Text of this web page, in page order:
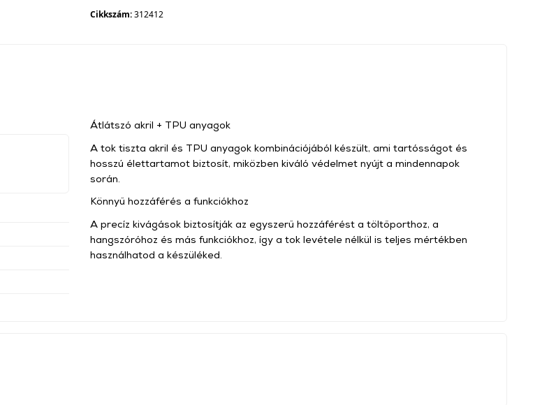
Cikkszám:312412
Átlátszó akril + TPU anyagok
A tok tiszta akril és TPU anyagok kombinációjából készült, ami tartósságot és
hosszú élettartamot biztosít, miközben kiváló védelmet nyújt a mindennapok
során.
Könnyű hozzáférés a funkciókhoz
A precíz kivágások biztosítják az egyszerű hozzáférést a töltőporthoz, a
hangszóróhoz és más funkciókhoz, így a tok levétele nélkül is teljes mértékben
használhatod a készüléked.